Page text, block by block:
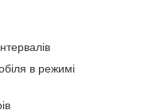
в режимі